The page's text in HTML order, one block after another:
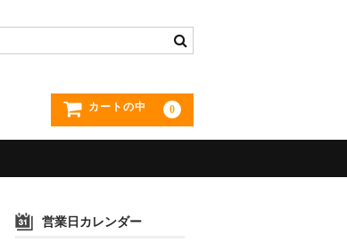
カートの中 0
営業日カレンダー